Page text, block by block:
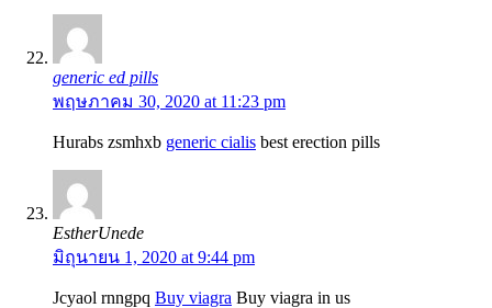
generic ed pills
พฤษภาคม 30, 2020 at 11:23 pm
Hurabs zsmhxb generic cialis best erection pills
EstherUnede
มิถุนายน 1, 2020 at 9:44 pm
Jcyaol rnngpq Buy viagra Buy viagra in us